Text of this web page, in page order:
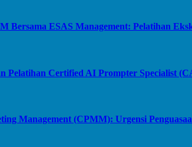
Bersama ESAS Management: Pelatihan
Pelatihan Certified AI Prompter Specialist
Management (CPMM): Urgensi